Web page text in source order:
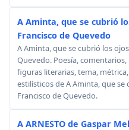
A Aminta, que se cubrió
Francisco de Quevedo
A Aminta, que se cubrió los
Quevedo. Poesía,
figuras literarias, tema,
estilísticos de A Aminta, que
Francisco de Quevedo.
A ARNESTO de Gaspar